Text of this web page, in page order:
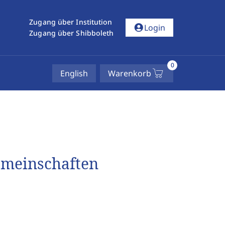
Zugang über Institution
Zugang über Shibboleth
account_circleLogin
English Warenkorb
0